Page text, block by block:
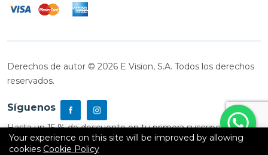
Derechos de autor © 2026 E Vision, S.A. Todos los derechos
reservados.
Síguenos
Hasta un 15 % de descuento en tu primera suscripción
Your experience on this site will be improved by allowing
cookies Cookie Policy